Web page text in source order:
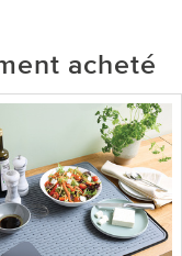
acheté